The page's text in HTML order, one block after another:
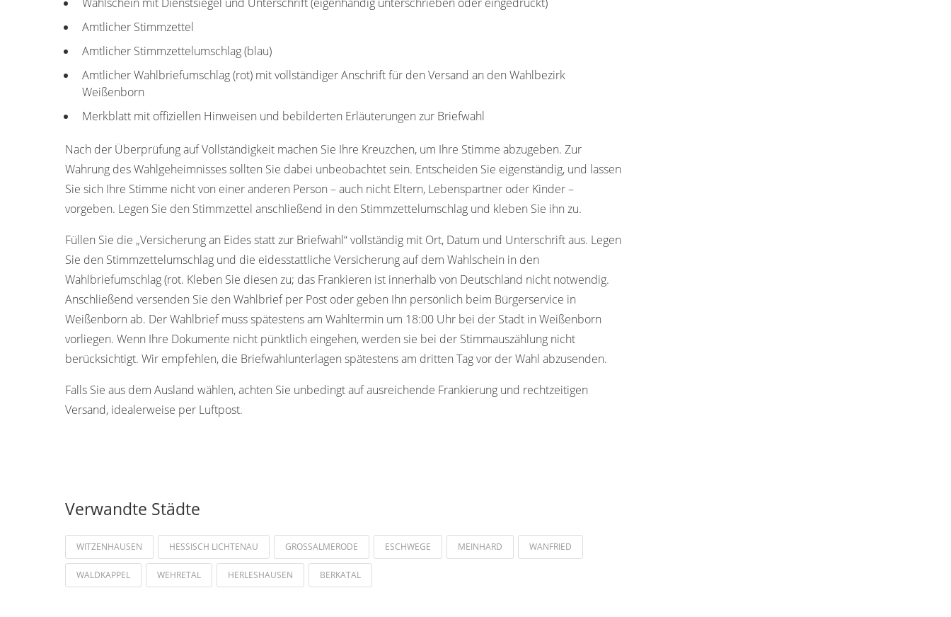
Amtlicher Stimmzettel
Amtlicher Stimmzettelumschlag (blau)
Amtlicher Wahlbriefumschlag (rot) mit vollständiger Anschrift für den Versand an den Wahlbezirk
Weißenborn
Merkblatt mit offiziellen Hinweisen und bebilderten Erläuterungen zur Briefwahl
Nach der Überprüfung auf Vollständigkeit machen Sie Ihre Kreuzchen, um Ihre Stimme abzugeben. Zur
Wahrung des Wahlgeheimnisses sollten Sie dabei unbeobachtet sein. Entscheiden Sie eigenständig, und lassen
Sie sich Ihre Stimme nicht von einer anderen Person – auch nicht Eltern, Lebenspartner oder Kinder –
vorgeben. Legen Sie den Stimmzettel anschließend in den Stimmzettelumschlag und kleben Sie ihn zu.
Füllen Sie die „Versicherung an Eides statt zur Briefwahl“ vollständig mit Ort, Datum und Unterschrift aus. Legen
Sie den Stimmzettelumschlag und die eidesstattliche Versicherung auf dem Wahlschein in den
Wahlbriefumschlag (rot. Kleben Sie diesen zu; das Frankieren ist innerhalb von Deutschland nicht notwendig.
Anschließend versenden Sie den Wahlbrief per Post oder geben Ihn persönlich beim Bürgerservice in
Weißenborn ab. Der Wahlbrief muss spätestens am Wahltermin um 18:00 Uhr bei der Stadt in Weißenborn
vorliegen. Wenn Ihre Dokumente nicht pünktlich eingehen, werden sie bei der Stimmauszählung nicht
berücksichtigt. Wir empfehlen, die Briefwahlunterlagen spätestens am dritten Tag vor der Wahl abzusenden.
Falls Sie aus dem Ausland wählen, achten Sie unbedingt auf ausreichende Frankierung und rechtzeitigen
Versand, idealerweise per Luftpost.
Verwandte Städte
WITZENHAUSEN HESSISCH LICHTENAU GROSSALMERODE ESCHWEGE MEINHARD WANFRIED
WALDKAPPEL WEHRETAL HERLESHAUSEN BERKATAL